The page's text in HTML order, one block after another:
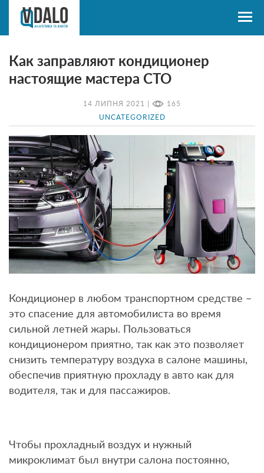
14 ЛИПНЯ 2021 | 165
UNCATEGORIZED
Как заправляют кондиционер
настоящие мастера СТО
Кондиционер в любом транспортном средстве –
это спасение для автомобилиста во время
сильной летней жары. Пользоваться
кондиционером приятно, так как это позволяет
снизить температуру воздуха в салоне машины,
обеспечив приятную прохладу в авто как для
водителя, так и для пассажиров.
Чтобы прохладный воздух и нужный
микроклимат был внутри салона постоянно,